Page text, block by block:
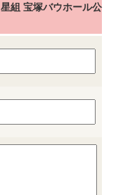
組 宝塚バウホール公